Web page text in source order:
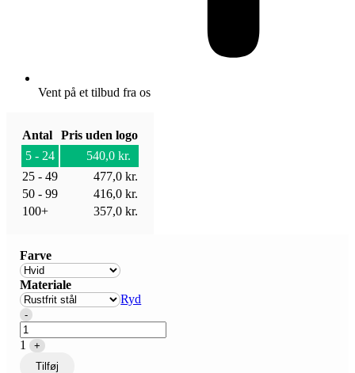
Vent på et tilbud fra os
Antal
Pris uden logo
5 - 24
540,0 kr.
25 - 49
477,0 kr.
50 - 99
416,0 kr.
100+
357,0 kr.
Farve
Materiale
Ryd
Quantity
-
1
+
Tilføj